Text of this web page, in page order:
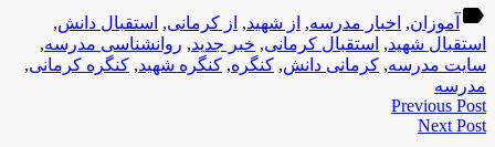
label آموزان, اخبار مدرسه, از شهید, از کرمانی, استقبال دانش,
استقبال شهید, استقبال کرمانی, خبر جدید, روانشناسی مدرسه,
سایت مدرسه, کرمانی دانش, کنگره, کنگره شهید, کنگره کرمانی,
مدرسه
Previous Post
Next Post